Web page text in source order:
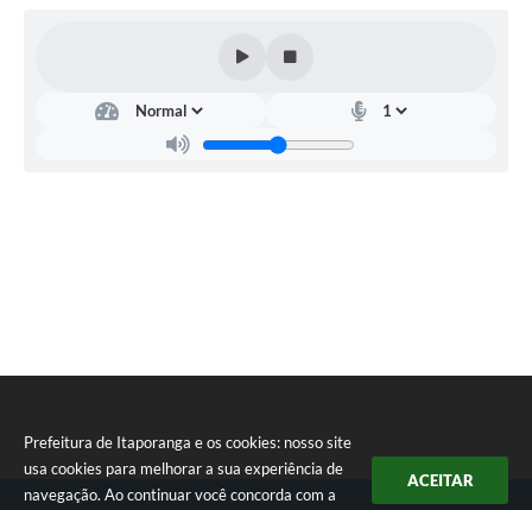
Prefeitura de Itaporanga e os cookies: nosso site
usa cookies para melhorar a sua experiência de
navegação. Ao continuar você concorda com a
ACEITAR